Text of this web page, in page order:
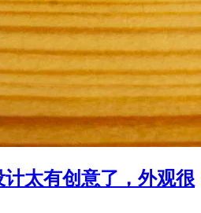
太有创意了，外观很